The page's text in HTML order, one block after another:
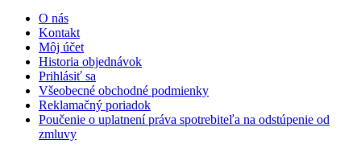
O nás
Kontakt
Môj účet
Historia objednávok
Prihlásiť sa
Všeobecné obchodné podmienky
Reklamačný poriadok
Poučenie o uplatnení práva spotrebiteľa na odstúpenie od
zmluvy